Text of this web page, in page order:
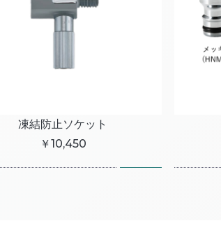
凍結防止ソケット
￥10,450